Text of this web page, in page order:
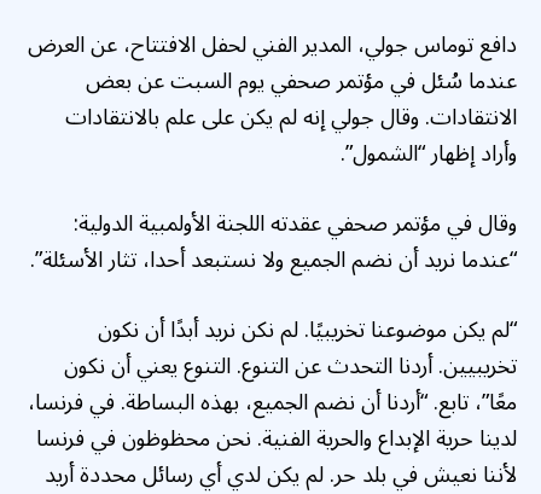
دافع توماس جولي، المدير الفني لحفل الافتتاح، عن العرض
عندما سُئل في مؤتمر صحفي يوم السبت عن بعض
الانتقادات. وقال جولي إنه لم يكن على علم بالانتقادات
وأراد إظهار “الشمول”.
وقال في مؤتمر صحفي عقدته اللجنة الأولمبية الدولية:
“عندما نريد أن نضم الجميع ولا نستبعد أحدا، تثار الأسئلة”.
“لم يكن موضوعنا تخريبيًا. لم نكن نريد أبدًا أن نكون
تخريبيين. أردنا التحدث عن التنوع. التنوع يعني أن نكون
معًا”، تابع. “أردنا أن نضم الجميع، بهذه البساطة. في فرنسا،
لدينا حرية الإبداع والحرية الفنية. نحن محظوظون في فرنسا
لأننا نعيش في بلد حر. لم يكن لدي أي رسائل محددة أريد